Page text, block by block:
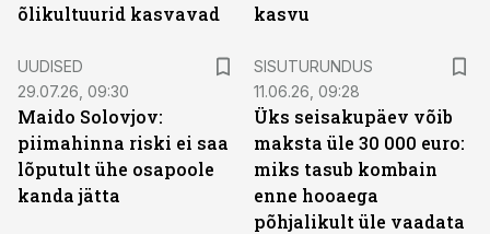
õlikultuurid kasvavad
kasvu
UUDISED
29.07.26, 09:30
Maido Solovjov:
piimahinna riski ei saa
lõputult ühe osapoole
kanda jätta
SISUTURUNDUS
11.06.26, 09:28
Üks seisakupäev võib
maksta üle 30 000 euro:
miks tasub kombain
enne hooaega
põhjalikult üle vaadata